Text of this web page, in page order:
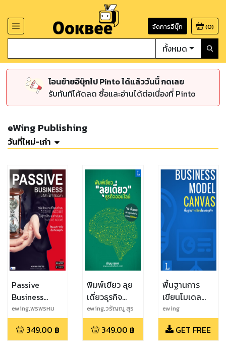
จัดการอีบุ๊ก (0)
ทั้งหมด
โอนย้ายอีบุ๊กไป Pinto ได้แล้ววันนี้ กดเลย
รับทันทีโค้ดลด ซื้อและอ่านได้ต่อเนื่องที่ Pinto
eWing Publishing
วันที่ใหม่-เก่า
Passive
Business
บริษัทไม่จำกัด
เวลา
ewing,พรพรหม
กฤดากร
349.00 ฿
พิมพ์เขียว ลุย
เดี่ยวธุรกิจ
ออนไลน์ : 10
ขั้นตอนการ
สร้างธุรกิจเงิน
ewing,วรัญญู สุร
เดช
349.00 ฿
พื้นฐานการ
เขียนโมเดล
ธุรกิจ -
Business
Model Canvas
ewing
GET FREE